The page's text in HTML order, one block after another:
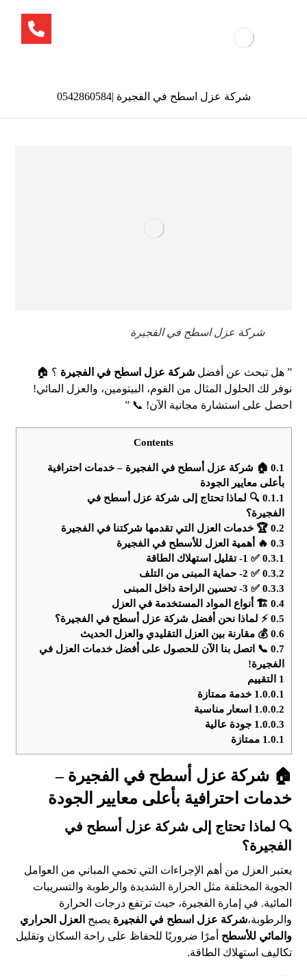
شركة عزل اسطح في الفجيرة |0542860584
شركة عزل اسطح في الفجيرة
” هل تبحث عن أفضلشركة عزل اسطح في الفجيرة ؟ 🏠
نوفر لك الحلول المثال من الفوم، البيتومين، والعزل المائي!
احصل على استشارة مجانية الآن! 📞 ”
Contents
0.1 🏠 شركة عزل أسطح في الفجيرة – خدمات احترافية
بأعلى معايير الجودة
0.1.1 🔍 لماذا تحتاج إلى شركة عزل أسطح في
الفجيرة؟
0.2 🏆 خدمات العزل التي تقدمها شركتنا في الفجيرة
0.3 🔥 أهمية العزل للأسطح في الفجيرة
0.3.1 ✅ 1- تقليل استهلاك الطاقة
0.3.2 ✅ 2- حماية المبنى من التلف
0.3.3 ✅ 3- تحسين الراحة داخل المبنى
0.4 🏗 أنواع المواد المستخدمة في العزل
0.5 ⚡ لماذا نحن أفضل شركة عزل أسطح في الفجيرة؟
0.6 💰 مقارنة بين العزل التقليدي والعزل الحديث
0.7 📞 اتصل بنا الآن للحصول على أفضل خدمات العزل في
الفجيرة!
1 التقييم
1.0.0.1 خدمة ممتازة
1.0.0.2 اسعار مناسبة
1.0.0.3 جودة عالية
1.0.1 ممتازة
🏠 شركة عزل أسطح في الفجيرة –
خدمات احترافية بأعلى معايير الجودة
🔍 لماذا تحتاج إلى شركة عزل أسطح في
الفجيرة؟
يعتبر العزل من أهم الإجراءات التي تحمي المباني من العوامل
الجوية المختلفة مثل الحرارة الشديدة والرطوبة والتسريبات
المائية. في إمارة الفجيرة، حيث ترتفع درجات الحرارة
والرطوبة،شركة عزل اسطح في الفجيرة يصبح العزل الحراري
والمائي للأسطح أمرًا ضروريًا للحفاظ على راحة السكان وتقليل
تكاليف استهلاك الطاقة.